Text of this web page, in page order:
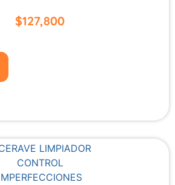
$127,800